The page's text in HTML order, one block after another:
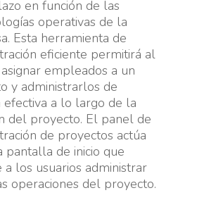
en función de las
operativas de la
Esta herramienta de
eficiente permitirá al
empleados a un
y administrarlos de
efectiva a lo largo de la
del proyecto. El panel de
de proyectos actúa
pantalla de inicio que
a los usuarios administrar
operaciones del proyecto.